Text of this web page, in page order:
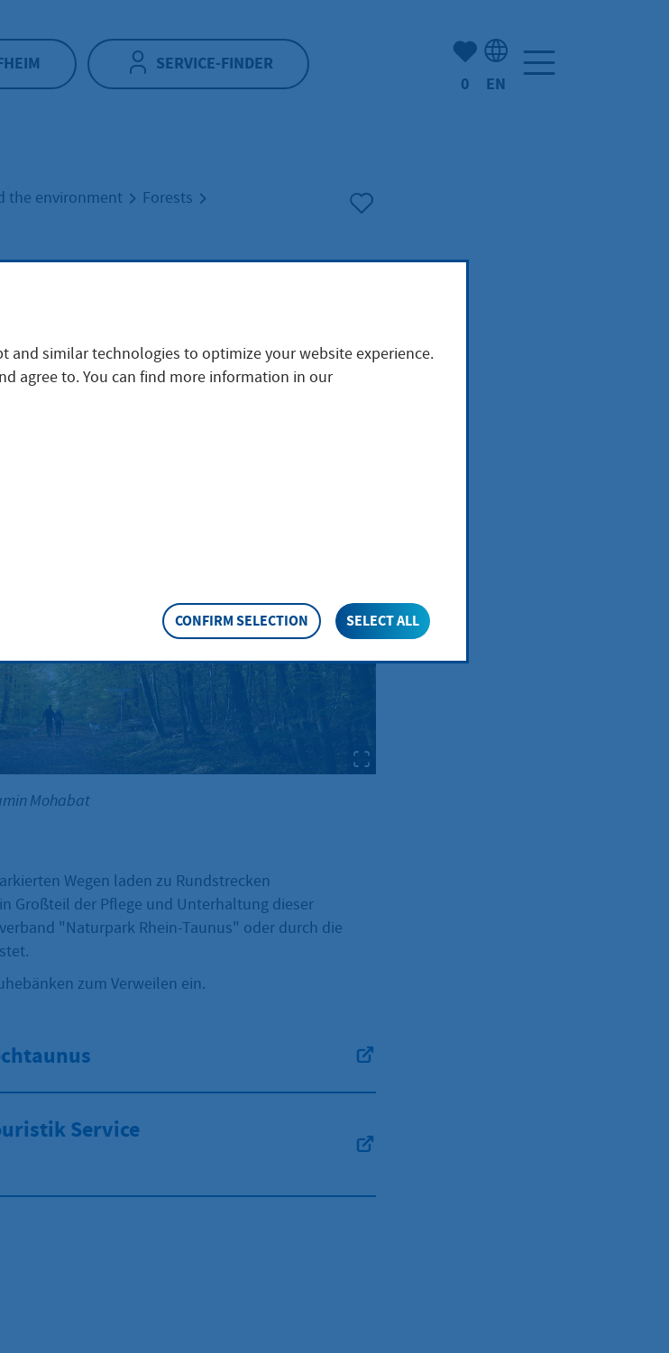
SERVICE-FINDER
Number of bookmarked
0 EN
the environment Forests
forest
the Hofheim city forest an
Mohabat
Wegen laden zu Rundstrecken
Großteil der Pflege und Unterhaltung dieser
"Naturpark Rhein-Taunus" oder durch die
zum Verweilen ein.
Service
and similar technologies to optimize your website experience.
agree to. You can find more information in our
CONFIRM SELECTION SELECT ALL